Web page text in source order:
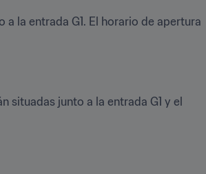
la entrada G1. El horario de apertura
junto a la entrada G1 y el